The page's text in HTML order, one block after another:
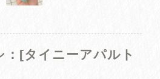
[タイニーアパルト